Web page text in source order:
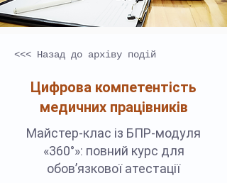
<<< Назад до архіву подій
Цифрова компетентість
медичних працівників
Майстер-клас із БПР-модуля
«360°»: повний курс для
обов’язкової атестації